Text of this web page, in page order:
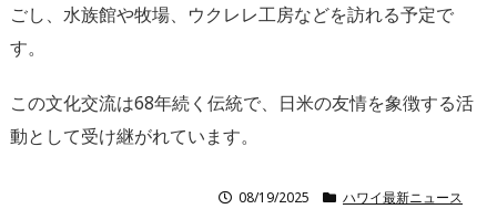
ごし、 水族館や牧場、ウクレレ工房などを訪れる予定で
す。
この文化交流は68年続く伝統で、 日米の友情を象徴する活
動として受け継がれています。
08/19/2025 ハワイ最新ニュース